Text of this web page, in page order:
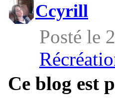
Ccyrill
Posté le
Ce blog est